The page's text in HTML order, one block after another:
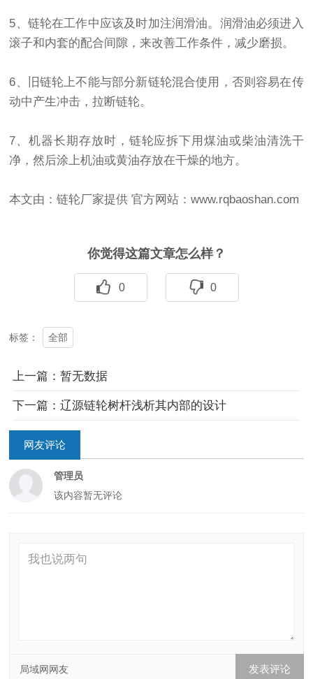
5、链轮在工作中应该及时加注润滑油。润滑油必须进入
滚子和内套的配合间隙，来改善工作条件，减少磨损。
6、旧链轮上不能与部分新链轮混合使用，否则容易在传
动中产生冲击，拉断链轮。
7、机器长期存放时，链轮应拆下用煤油或柴油清洗干
净，然后涂上机油或黄油存放在干燥的地方。
本文由：链轮厂家提供 官方网站：www.rqbaoshan.com
你觉得这篇文章怎么样？
0 0
标签： 全部
上一篇：暂无数据
下一篇：辽源链轮树杆浅析其内部的设计
网友评论
管理员
该内容暂无评论
局域网网友